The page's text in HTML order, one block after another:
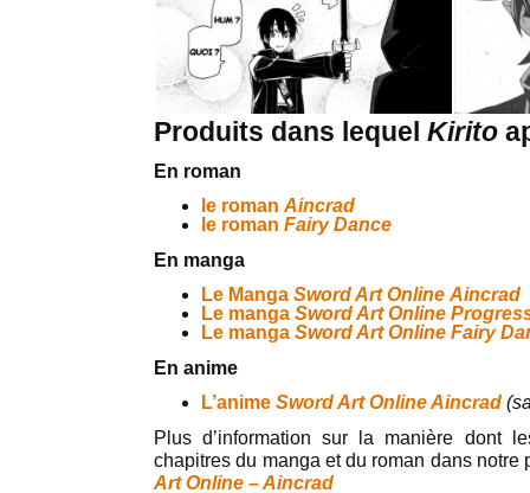
Produits dans lequel Kirito
En roman
le roman Aincrad
le roman Fairy Dance
En manga
Le Manga Sword Art Online Aincrad
Le manga Sword Art Online
Le manga Sword Art Online Fairy
En anime
L’anime Sword Art Online Aincrad
Plus d’information sur la manière dont
chapitres du manga et du roman dans notre
Art Online – Aincrad